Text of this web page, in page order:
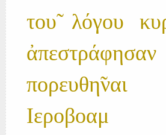
του̃ λόγου
Ιεροβοαμ